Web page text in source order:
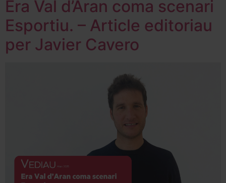
Era Val d’Aran coma scenari
Esportiu. – Article editoriau
per Javier Cavero